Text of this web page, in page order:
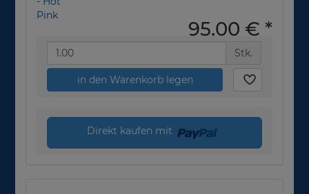
95,00 € *
Stk.
in den Warenkorb legen
Direkt kaufen mit